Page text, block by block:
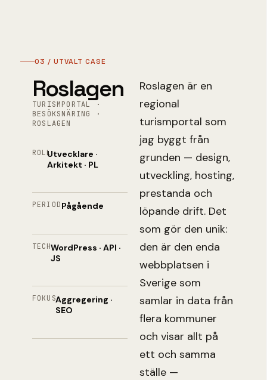
03 / UTVALT CASE
Roslagen
TURISMPORTAL ·
BESÖKSNÄRING ·
ROSLAGEN
ROLLUtvecklare ·
Arkitekt · PL
PERIOD Pågående
TECHWordPress · API ·
JS
FOKUSAggregering ·
SEO
Roslagen är en
regional
turismportal som
jag byggt från
grunden — design,
utveckling, hosting,
prestanda och
löpande drift. Det
som gör den unik:
den är den enda
webbplatsen i
Sverige som
samlar in data från
flera kommuner
och visar allt på
ett och samma
ställe —